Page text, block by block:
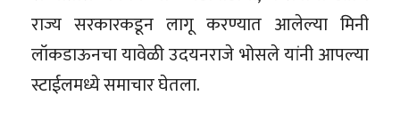
राज्य सरकारकडून लागू करण्यात आलेल्या मिनी
लॉकडाऊनचा यावेळी उदयनराजे भोसले यांनी आपल्या
स्टाईलमध्ये समाचार घेतला.